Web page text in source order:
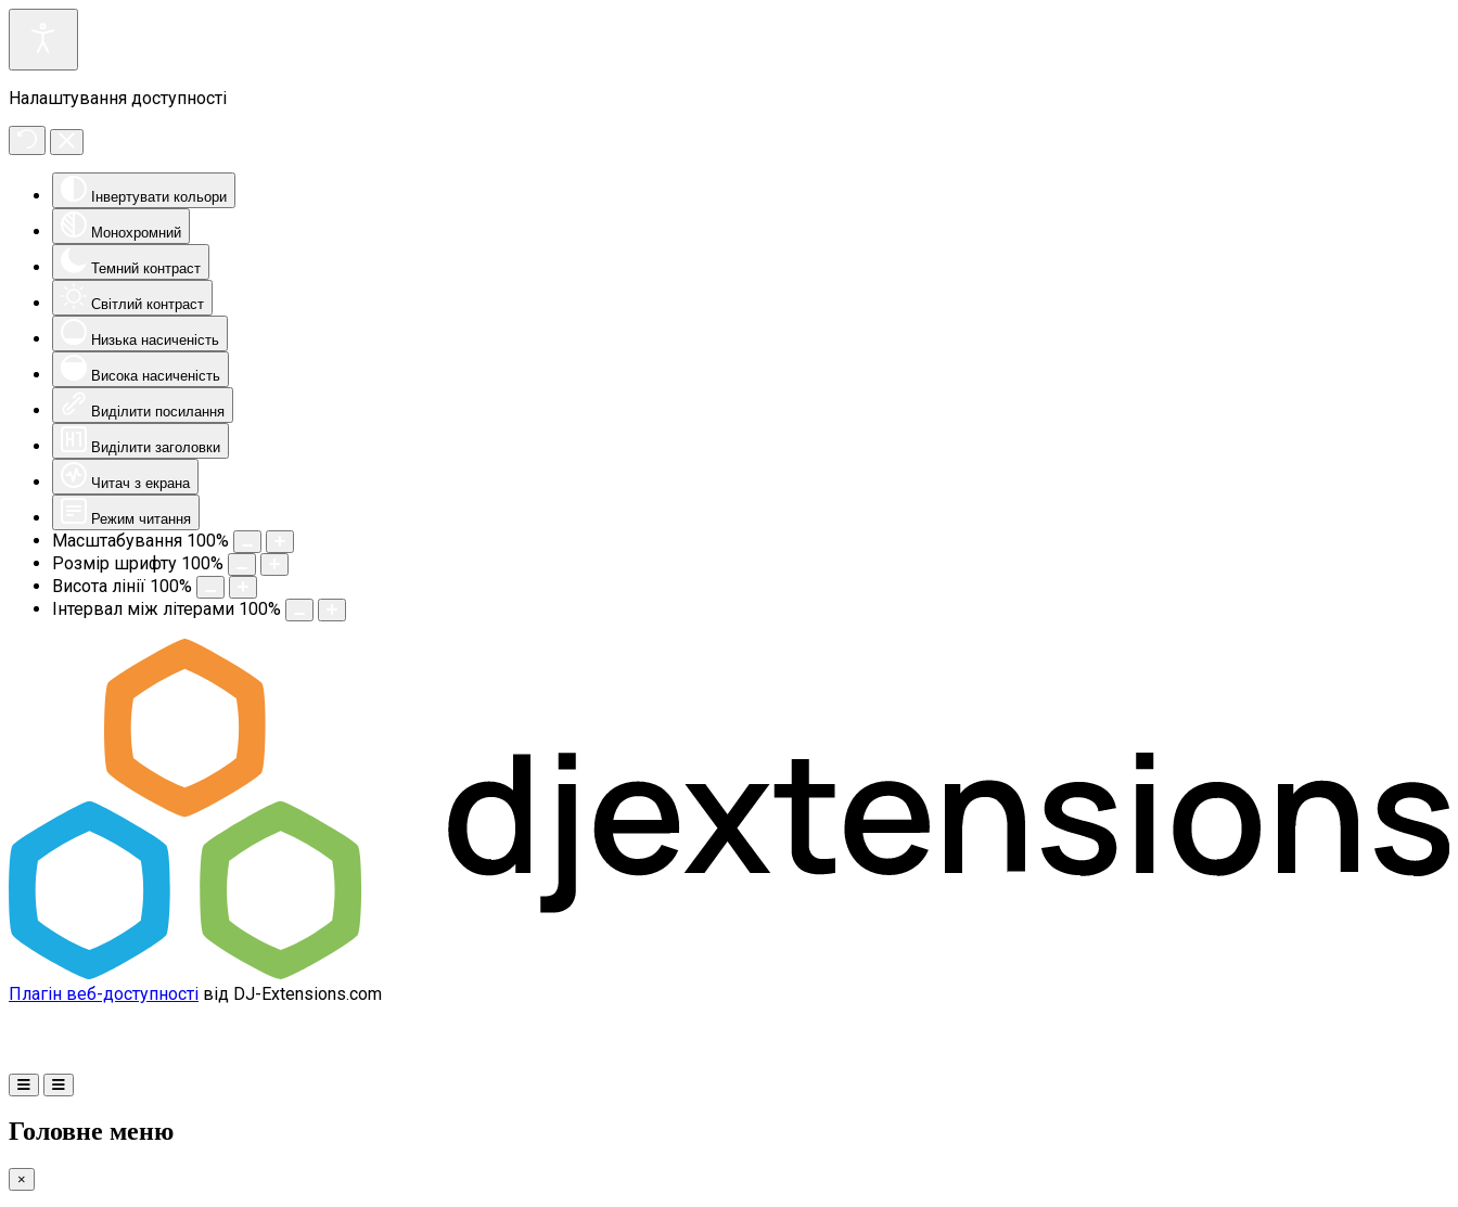
Налаштування доступності
Інвертувати кольори
Монохромний
Темний контраст
Світлий контраст
Низька насиченість
Висока насиченість
Виділити посилання
Виділити заголовки
Читач з екрана
Режим читання
Масштабування 100%
Розмір шрифту 100%
Висота лінії 100%
Інтервал між літерами 100%
Плагін веб-доступності від DJ-Extensions.com
Головне меню
×